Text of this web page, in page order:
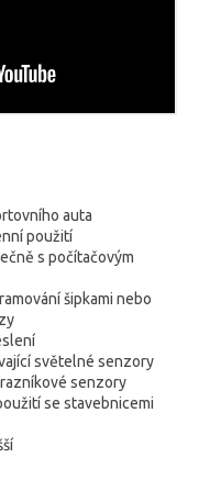
auta
použití
s počítačovým
šipkami nebo
světelné senzory
senzory
se stavebnicemi